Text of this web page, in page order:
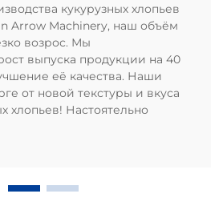
кукурузных хлопьев
Arrow Machinery, наш объём
возрос. Мы
выпуска продукции на 40
её качества. Наши
от новой текстуры и вкуса
хлопьев! Настоятельно